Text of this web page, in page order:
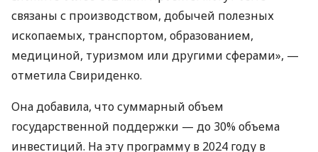
связаны с производством, добычей полезных
ископаемых, транспортом, образованием,
медициной, туризмом или другими сферами», —
отметила Свириденко.
Она добавила, что суммарный объем
государственной поддержки — до 30% объема
инвестиций. На эту программу в 2024 году в